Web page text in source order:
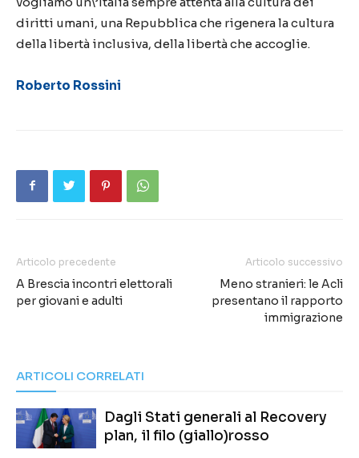
diritti umani, una Repubblica che rigenera la cultura
della libertà inclusiva, della libertà che accoglie.
Roberto Rossini
Articolo precedente
A Brescia incontri elettorali
per giovani e adulti
Articolo successivo
Meno stranieri: le Acli
presentano il rapporto
immigrazione
ARTICOLI CORRELATI
Dagli Stati generali al Recovery
plan, il filo (giallo)rosso